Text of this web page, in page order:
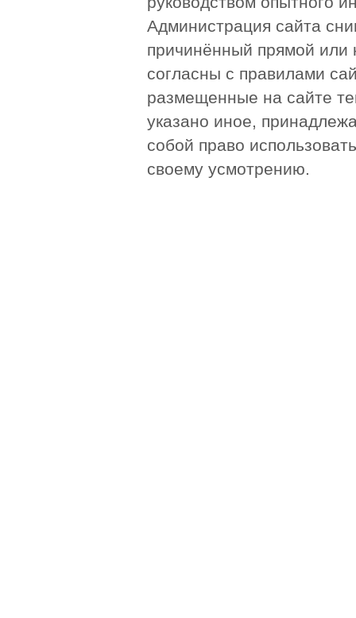
Администрация сайта
причинённый прямой или
согласны с правилами
размещенные на сайте
указано иное,
собой право
своему усмотрению.